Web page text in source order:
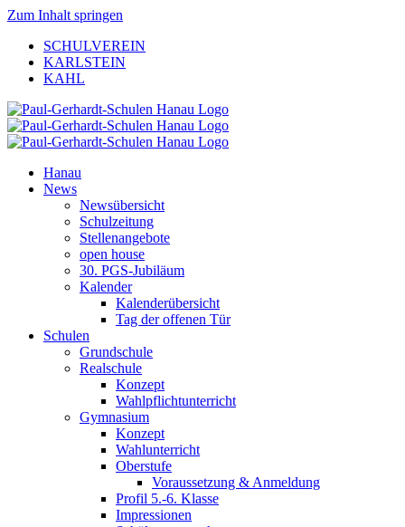
Zum Inhalt springen
SCHULVEREIN
KARLSTEIN
KAHL
Hanau
News
Newsübersicht
Schulzeitung
Stellenangebote
open house
30. PGS-Jubiläum
Kalender
Kalenderübersicht
Tag der offenen Tür
Schulen
Grundschule
Realschule
Konzept
Wahlpflichtunterricht
Gymnasium
Konzept
Wahlunterricht
Oberstufe
Voraussetzung & Anmeldung
Profil 5.-6. Klasse
Impressionen